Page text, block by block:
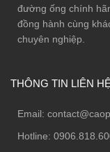
đường ống chính
đồng hành cùng
chuyên nghiệp.
THÔNG TIN LIÊN HỆ
Email:
Hotline: